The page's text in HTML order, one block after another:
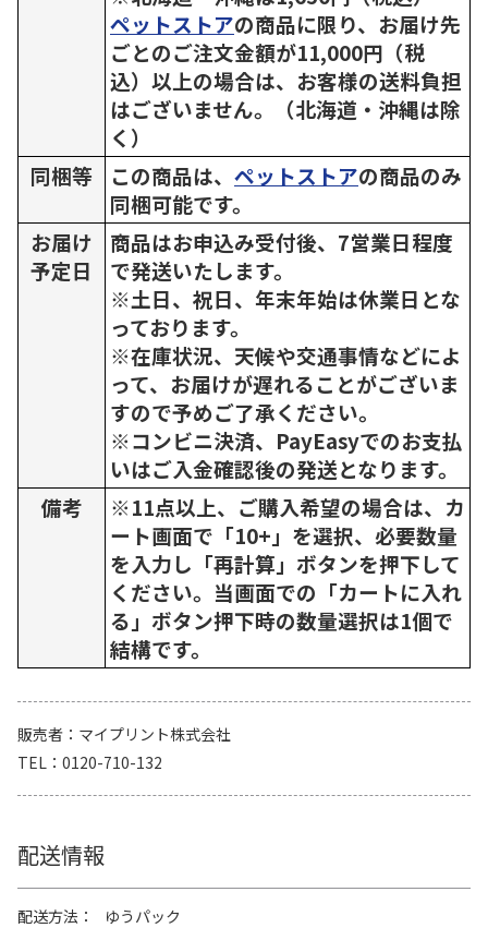
ペットストアの商品に限り、お届け先
ごとのご注文金額が11,000円（税
込）以上の場合は、お客様の送料負担
はございません。（北海道・沖縄は除
く）
同梱等
この商品は、 ペットストアの商品のみ
同梱可能です。
お届け
予定日
商品はお申込み受付後、7営業日程度
で発送いたします。
※土日、祝日、年末年始は休業日とな
っております。
※在庫状況、天候や交通事情などによ
って、お届けが遅れることがございま
すので予めご了承ください。
※コンビニ決済、PayEasyでのお支払
いはご入金確認後の発送となります。
備考
※11点以上、ご購入希望の場合は、カ
ート画面で「10+」を選択、必要数量
を入力し「再計算」ボタンを押下して
ください。当画面での「カートに入れ
る」ボタン押下時の数量選択は1個で
結構です。
販売者
マイプリント株式会社
TEL
0120-710-132
配送情報
配送方法
ゆうパック